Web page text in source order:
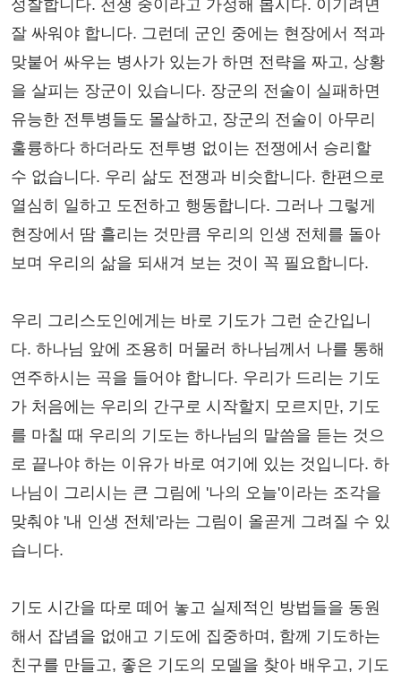
성찰합니다. 전쟁 중이라고 가정해 봅시다. 이기려면
잘 싸워야 합니다. 그런데 군인 중에는 현장에서 적과
맞붙어 싸우는 병사가 있는가 하면 전략을 짜고, 상황
을 살피는 장군이 있습니다. 장군의 전술이 실패하면
유능한 전투병들도 몰살하고, 장군의 전술이 아무리
훌륭하다 하더라도 전투병 없이는 전쟁에서 승리할
수 없습니다. 우리 삶도 전쟁과 비슷합니다. 한편으로
열심히 일하고 도전하고 행동합니다. 그러나 그렇게
현장에서 땀 흘리는 것만큼 우리의 인생 전체를 돌아
보며 우리의 삶을 되새겨 보는 것이 꼭 필요합니다.
우리 그리스도인에게는 바로 기도가 그런 순간입니
다. 하나님 앞에 조용히 머물러 하나님께서 나를 통해
연주하시는 곡을 들어야 합니다. 우리가 드리는 기도
가 처음에는 우리의 간구로 시작할지 모르지만, 기도
를 마칠 때 우리의 기도는 하나님의 말씀을 듣는 것으
로 끝나야 하는 이유가 바로 여기에 있는 것입니다. 하
나님이 그리시는 큰 그림에 '나의 오늘'이라는 조각을
맞춰야 '내 인생 전체'라는 그림이 올곧게 그려질 수 있
습니다.
기도 시간을 따로 떼어 놓고 실제적인 방법들을 동원
해서 잡념을 없애고 기도에 집중하며, 함께 기도하는
친구를 만들고, 좋은 기도의 모델을 찾아 배우고, 기도